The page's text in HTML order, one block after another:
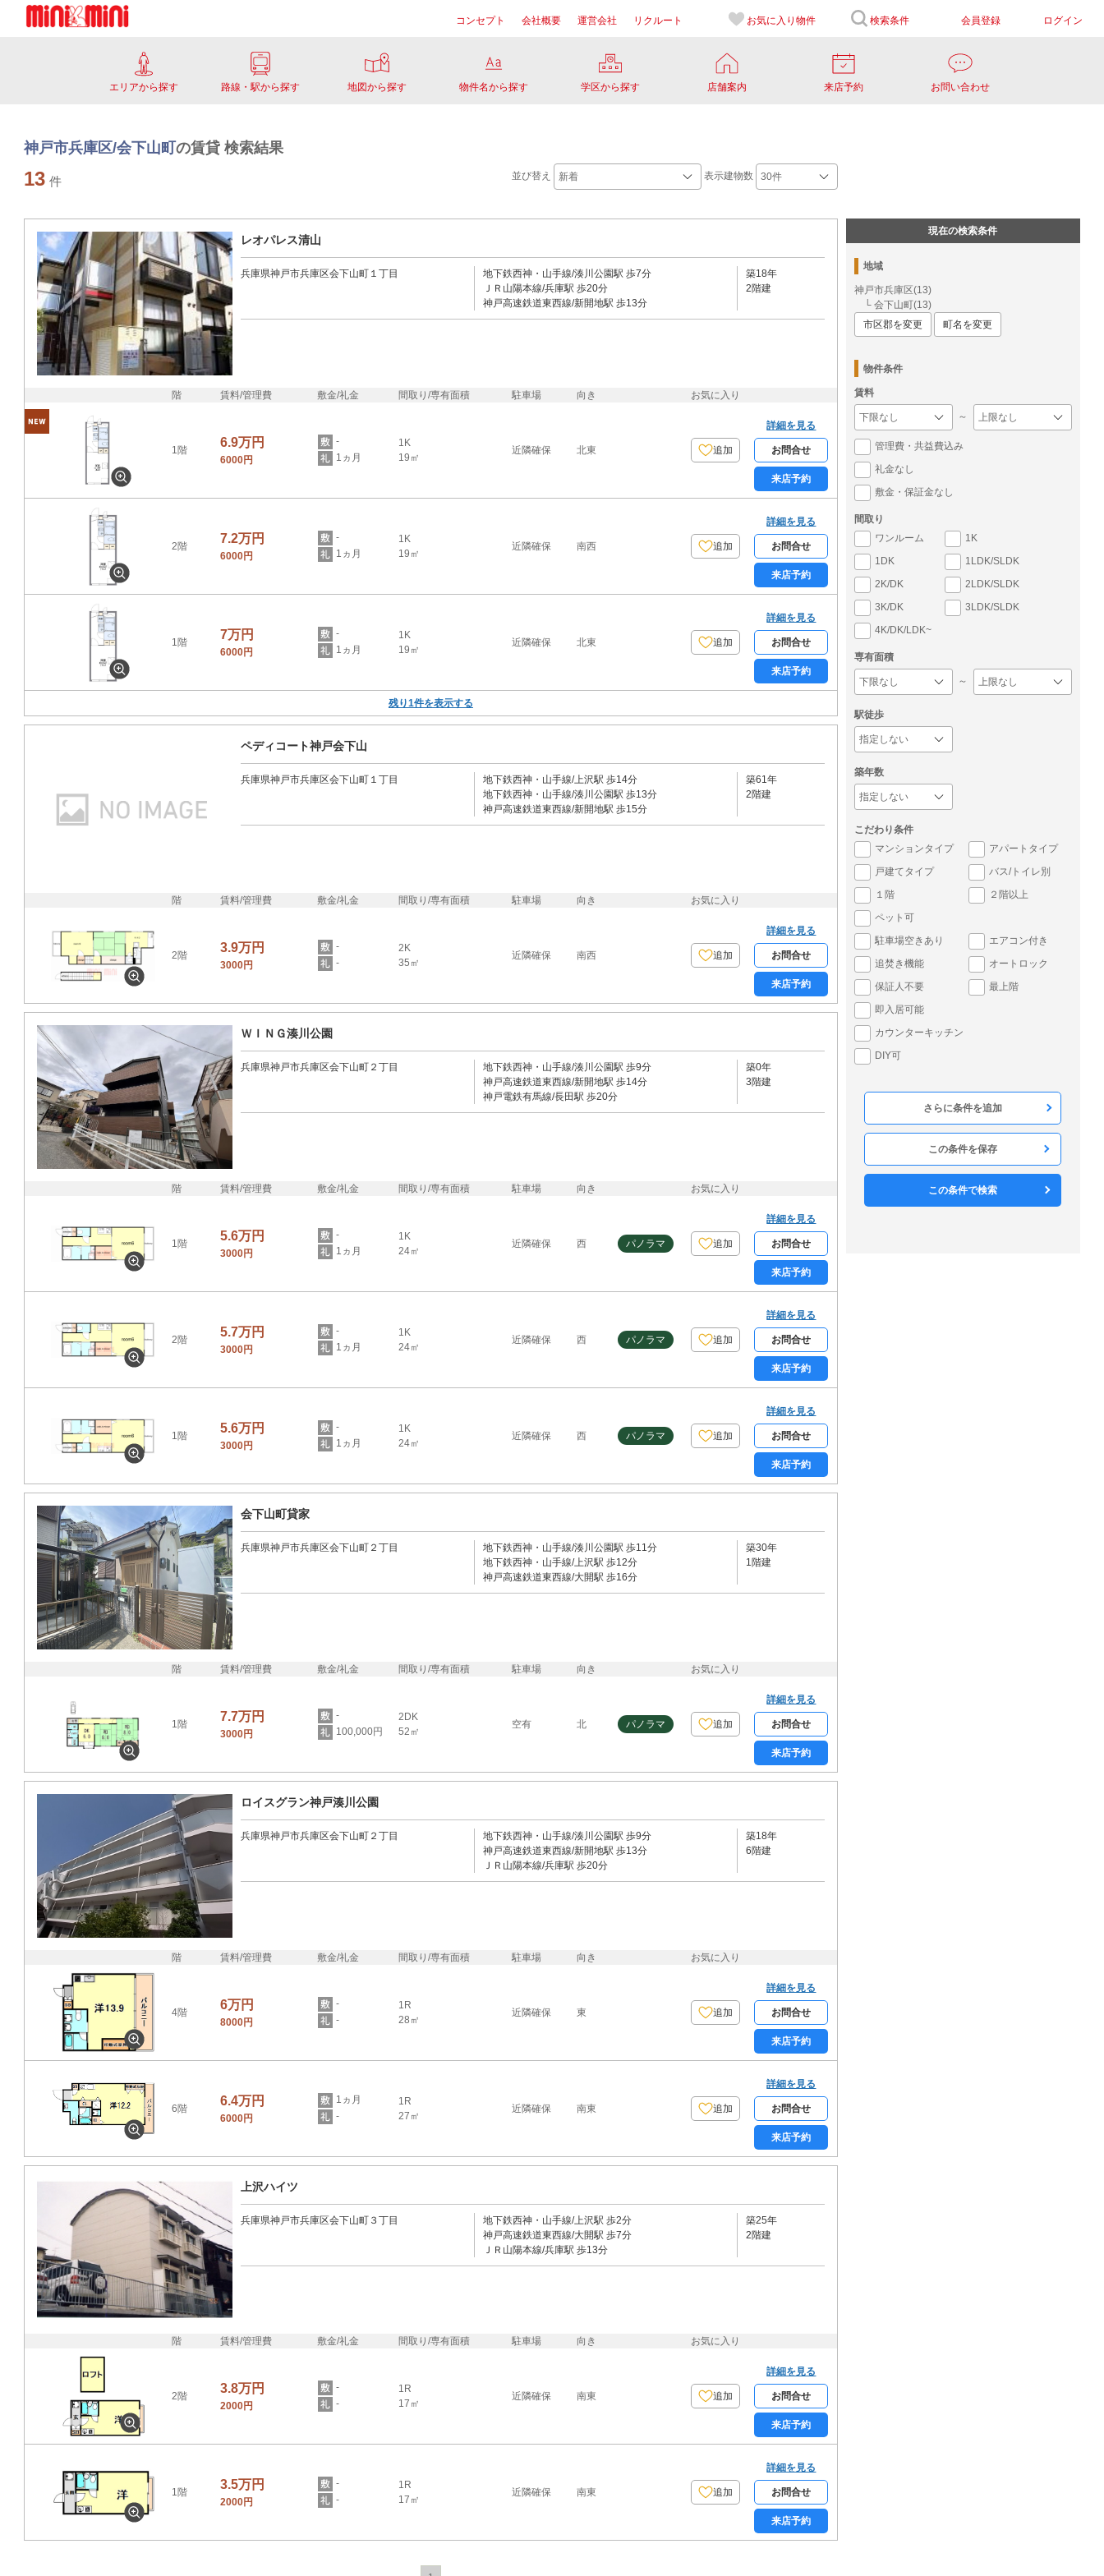
コンセプト 会社概要 運営会社 リクルート お気に入り 物件 検索条件 会員登録 ログイン
エリアから探す 路線・駅から探す 地図から探す 物件名から探す 学区から探す 店舗案内 来店予約 お問い合わせ
神戸市兵庫区/会下山町の賃貸 検索結果
13 件 並び替え 表示建物数
現在の検索条件
地域
神戸市兵庫区(13)
└ 会下山町(13)
市区郡を変更
町名を変更
物件条件
賃料
～
管理費・共益費込み
礼金なし
敷金・保証金なし
間取り
ワンルーム
1K
1DK
1LDK/SLDK
2K/DK
2LDK/SLDK
3K/DK
3LDK/SLDK
4K/DK/LDK~
専有面積
～
駅徒歩
築年数
こだわり条件
マンションタイプ
アパートタイプ
戸建てタイプ
バス/トイレ別
１階
２階以上
ペット可
駐車場空きあり
エアコン付き
追焚き機能
オートロック
保証人不要
最上階
即入居可能
カウンターキッチン
DIY可
木造
軽量鉄骨 鉄骨造
RC
方角
東 南東
南西
西 北西
この条件を保存
この条件で検索
レオパレス清山
兵庫県神戸市兵庫区会下山町１丁目
地下鉄西神・山手線/湊川公園駅 歩7分
ＪＲ山陽本線/兵庫駅 歩20分
神戸高速鉄道東西線/新開地駅 歩13分
築18年
2階建
階 賃料/管理費 敷金/礼金 間取り/専有面積 駐車場 向き お気に入り
1階
6.9万円
6000円
-
1ヵ月
1K
19㎡
近隣確保 北東 追加
詳細を見る
お問合せ
来店予約
2階
7.2万円
6000円
-
1ヵ月
1K
19㎡
近隣確保 南西 追加
詳細を見る
お問合せ
来店予約
1階
7万円
6000円
-
1ヵ月
1K
19㎡
近隣確保 北東 追加
詳細を見る
お問合せ
来店予約
残り1件を表示する
ペディコート神戸会下山
兵庫県神戸市兵庫区会下山町１丁目
地下鉄西神・山手線/上沢駅 歩14分
地下鉄西神・山手線/湊川公園駅 歩13分
神戸高速鉄道東西線/新開地駅 歩15分
築61年
2階建
階 賃料/管理費 敷金/礼金 間取り/専有面積 駐車場 向き お気に入り
2階
3.9万円
3000円
-
-
2K
35㎡
近隣確保 南西 追加
詳細を見る
お問合せ
来店予約
ＷＩＮＧ湊川公園
兵庫県神戸市兵庫区会下山町２丁目
地下鉄西神・山手線/湊川公園駅 歩9分
神戸高速鉄道東西線/新開地駅 歩14分
神戸電鉄有馬線/長田駅 歩20分
築0年
3階建
階 賃料/管理費 敷金/礼金 間取り/専有面積 駐車場 向き お気に入り
1階
5.6万円
3000円
-
1ヵ月
1K
24㎡
近隣確保 西 パノラマ 追加
詳細を見る
お問合せ
来店予約
2階
5.7万円
3000円
-
1ヵ月
1K
24㎡
近隣確保 西 パノラマ 追加
詳細を見る
お問合せ
来店予約
1階
5.6万円
3000円
-
1ヵ月
1K
24㎡
近隣確保 西 パノラマ 追加
詳細を見る
お問合せ
来店予約
会下山町貸家
兵庫県神戸市兵庫区会下山町２丁目
地下鉄西神・山手線/湊川公園駅 歩11分
地下鉄西神・山手線/上沢駅 歩12分
神戸高速鉄道東西線/大開駅 歩16分
築30年
1階建
階 賃料/管理費 敷金/礼金 間取り/専有面積 駐車場 向き お気に入り
1階
7.7万円
3000円
-
100,000円
2DK
52㎡
空有 北 パノラマ 追加
詳細を見る
お問合せ
来店予約
ロイスグラン神戸湊川公園
兵庫県神戸市兵庫区会下山町２丁目
地下鉄西神・山手線/湊川公園駅 歩9分
神戸高速鉄道東西線/新開地駅 歩13分
ＪＲ山陽本線/兵庫駅 歩20分
築18年
6階建
階 賃料/管理費 敷金/礼金 間取り/専有面積 駐車場 向き お気に入り
4階
6万円
8000円
-
-
1R
28㎡
近隣確保 東 追加
詳細を見る
お問合せ
来店予約
6階
6.4万円
6000円
1ヵ月
-
1R
27㎡
近隣確保 南東 追加
詳細を見る
お問合せ
来店予約
上沢ハイツ
兵庫県神戸市兵庫区会下山町３丁目
地下鉄西神・山手線/上沢駅 歩2分
神戸高速鉄道東西線/大開駅 歩7分
ＪＲ山陽本線/兵庫駅 歩13分
築25年
2階建
階 賃料/管理費 敷金/礼金 間取り/専有面積 駐車場 向き お気に入り
2階
3.8万円
2000円
-
-
1R
17㎡
近隣確保 南東 追加
詳細を見る
お問合せ
来店予約
1階
3.5万円
2000円
-
-
1R
17㎡
近隣確保 南東 追加
詳細を見る
お問合せ
来店予約